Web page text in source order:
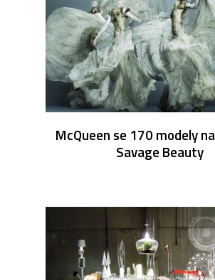
McQueen se 170 modely
Savage Beauty